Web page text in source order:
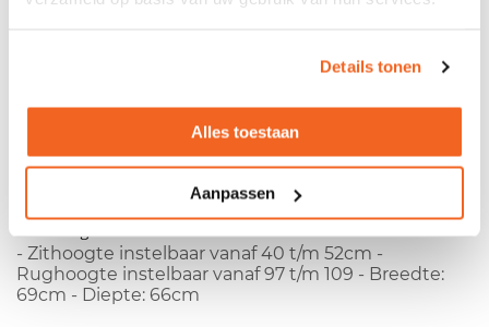
Details tonen
Alles toestaan
Aanpassen
ON 174/7-
Synchroonmechaniek - Verstelbare rug
Kleuren
- Kleur rug: zwart - Kleur zitting: zwart - Kleur
onderstel: zwart - Kleur armleggers: zwart
- Zithoogte instelbaar vanaf 40 t/m 52cm -
Rughoogte instelbaar vanaf 97 t/m 109 - Breedte:
69cm - Diepte: 66cm